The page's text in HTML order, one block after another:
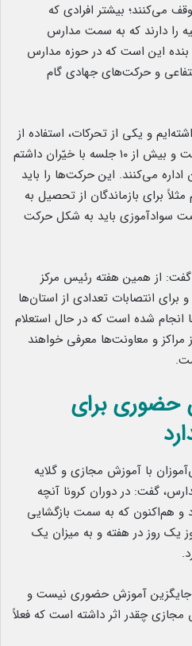
می‌کنند؛ بیشتر افرادی که
را دارند که به سمت مدارس
بنده این است که در حوزه مدارس
و حرکت‌های جهادی گام
و یکی از تحرکات، استفاده از
مسئولیت اجتماعی شرکت‌ها است و بیش از ۱۰ جلسه با خیّران داشتم
می‌کنند. این حرکت‌ها را باید
برای بازماندگان از تحصیل به
سوادآموزی باید به شکل حرکت
از همین هفته رئیس مرکز
انتصابات تعدادی از استان‌ها
انجام شده است که در حال استعلام
هفته حداقل ۴ نفر از مراکز و معاونت‌ها معرفی خواهند
برای
با آموزش مجازی و گلایه
گفت: در دوران کرونا آنچه
هم‌اکنون که به سمت بازگشایی
یک روز در هفته و به میزان یک
آموزش حضوری نیست و
مجازی چقدر اثر داشته است که فعلاً